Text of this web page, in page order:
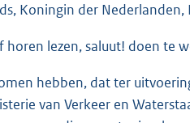
Koningin der Nederlanden,
horen lezen, saluut! doen te
hebben, dat ter
van Verkeer en